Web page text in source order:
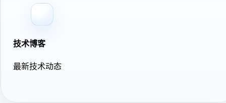
技术博客
最新技术动态